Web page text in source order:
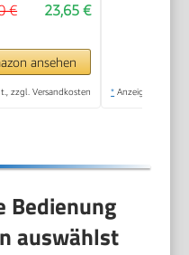
|
| Korb
23,65 €
€
ansehen
zzgl. Versandkosten * Anzeige
Bedienung
auswählst